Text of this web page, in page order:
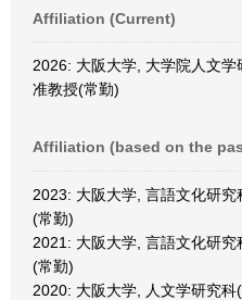
Affiliation (Current)
2026: 大阪大学, 大学院人文
准教授(常勤)
Affiliation (based on the
2023: 大阪大学, 言語文化研
(常勤)
2021: 大阪大学, 言語文化研
(常勤)
2020: 大阪大学, 人文学研究